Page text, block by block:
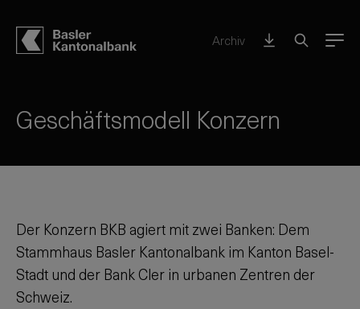
Archiv Menu
Geschäftsmodell Konzern
Der Konzern BKB agiert mit zwei Banken: Dem
Stammhaus Basler Kantonalbank im Kanton Basel-
Stadt und der Bank Cler in urbanen Zentren der
Schweiz.